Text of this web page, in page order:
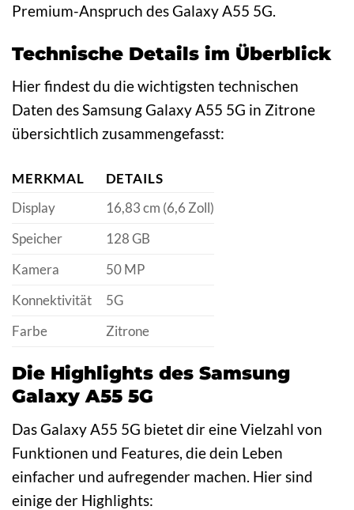
Premium-Anspruch des Galaxy A55 5G.
Technische Details im Überblick
Hier findest du die wichtigsten technischen
Daten des Samsung Galaxy A55 5G in Zitrone
übersichtlich zusammengefasst:
MERKMAL
DETAILS
Display
16,83 cm (6,6 Zoll)
Speicher
128 GB
Kamera
50 MP
Konnektivität
5G
Farbe
Zitrone
Die Highlights des Samsung
Galaxy A55 5G
Das Galaxy A55 5G bietet dir eine Vielzahl von
Funktionen und Features, die dein Leben
einfacher und aufregender machen. Hier sind
einige der Highlights: